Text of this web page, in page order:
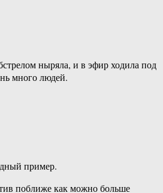
ныряла, и в эфир ходила под
много людей.
пример.
поближе как можно больше